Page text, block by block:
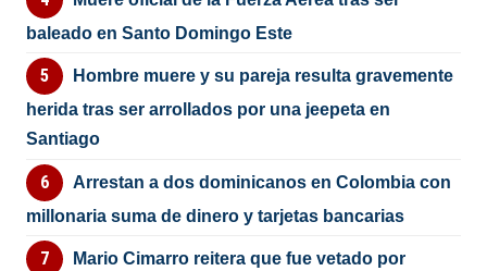
baleado en Santo Domingo Este
Hombre muere y su pareja resulta gravemente
herida tras ser arrollados por una jeepeta en
Santiago
Arrestan a dos dominicanos en Colombia con
millonaria suma de dinero y tarjetas bancarias
Mario Cimarro reitera que fue vetado por